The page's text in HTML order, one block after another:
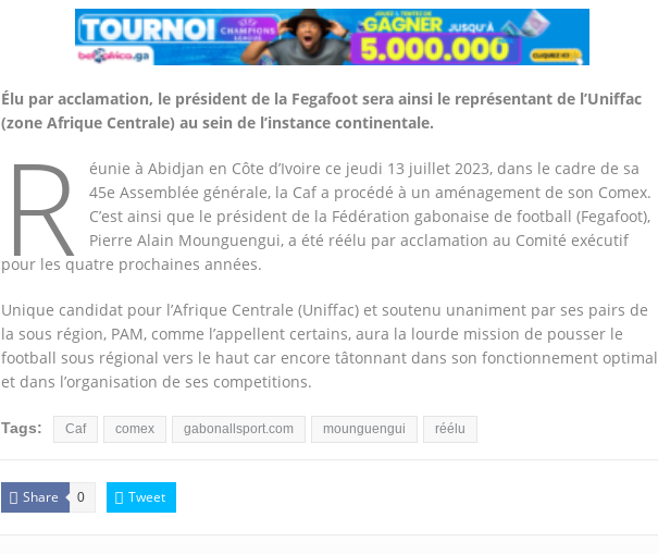
Élu par acclamation, le président de la Fegafoot sera ainsi le représentant de l’Uniffac
(zone Afrique Centrale) au sein de l’instance continentale.
R
éunie à Abidjan en Côte d’Ivoire ce jeudi 13 juillet 2023, dans le cadre de sa
45e Assemblée générale, la Caf a procédé à un aménagement de son Comex.
C’est ainsi que le président de la Fédération gabonaise de football (Fegafoot),
Pierre Alain Mounguengui, a été réélu par acclamation au Comité exécutif
pour les quatre prochaines années.
Unique candidat pour l’Afrique Centrale (Uniffac) et soutenu unaniment par ses pairs de
la sous région, PAM, comme l’appellent certains, aura la lourde mission de pousser le
football sous régional vers le haut car encore tâtonnant dans son fonctionnement optimal
et dans l’organisation de ses competitions.
Tags: Caf comex gabonallsport.com mounguengui réélu
Share 0 Tweet